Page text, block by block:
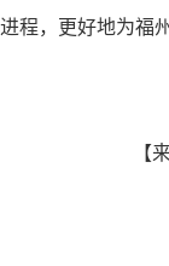
程，更好地为福
【